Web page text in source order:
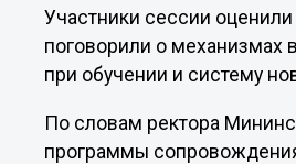
Участники сессии
поговорили о
при обучении и систему
По словам ректора
программы